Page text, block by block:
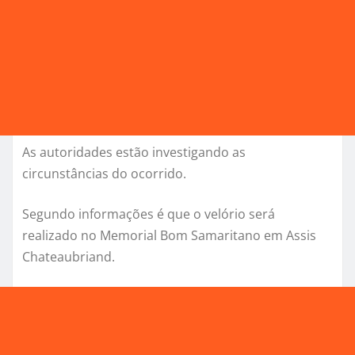
As autoridades estão investigando as
circunstâncias do ocorrido.
Segundo informações é que o velório será
realizado no Memorial Bom Samaritano em Assis
Chateaubriand.